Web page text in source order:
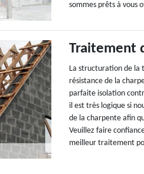
sommes prêts à vous
Traitement
La structuration de la
résistance de la
parfaite isolation
il est très logique si
de la charpente afin
Veuillez faire
meilleur traitement